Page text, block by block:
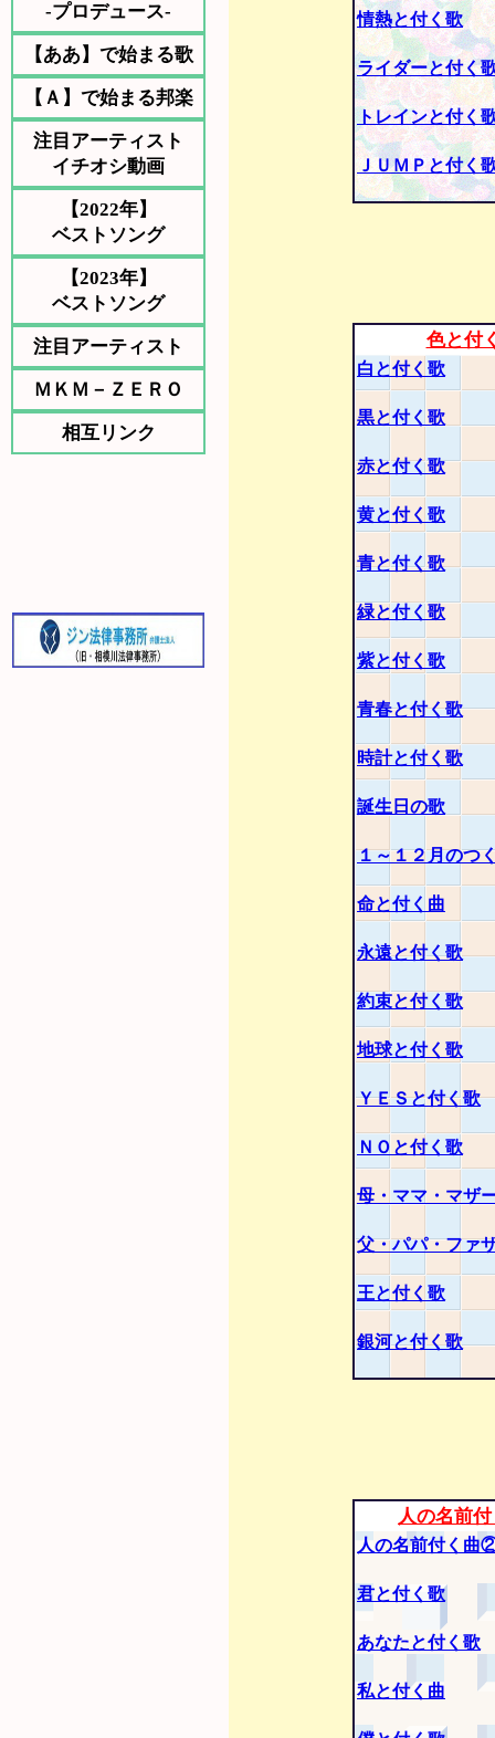
-プロデュース-
【ああ】で始まる歌
【Ａ】で始まる邦楽
注目アーティスト
イチオシ動画
【2022年】
ベストソング
【2023年】
ベストソング
注目アーティスト
ＭＫＭ－ＺＥＲＯ
相互リンク
情熱と付く歌
ライダーと付く
トレインと付く
ＪＵＭＰと付く
色と付
白と付く歌
黒と付く歌
赤と付く歌
黄と付く歌
青と付く歌
緑と付く歌
紫と付く歌
青春と付く歌
時計と付く歌
誕生日の歌
１～１２月のつ
命と付く曲
永遠と付く歌
約束と付く歌
地球と付く歌
ＹＥＳと付く歌
ＮＯと付く歌
母・ママ・マザ
父・パパ・ファ
王と付く歌
銀河と付く歌
人の名前
人の名前付く曲
君と付く歌
あなたと付く歌
私と付く曲